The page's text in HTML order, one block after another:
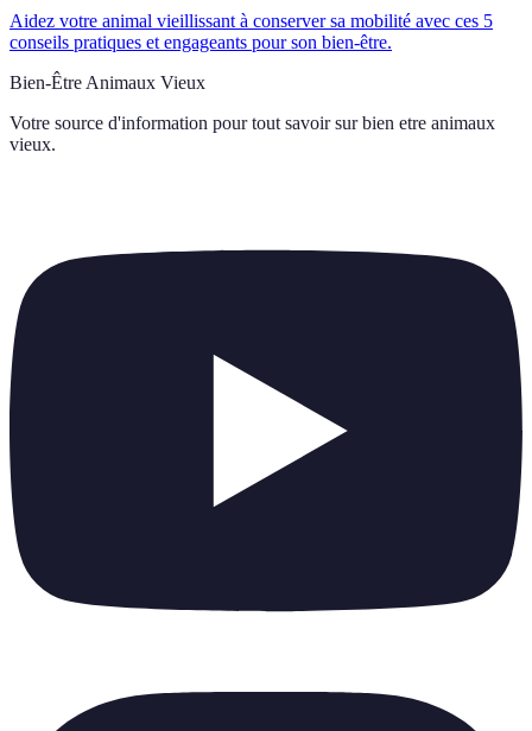
Aidez votre animal vieillissant à conserver sa mobilité avec ces 5
conseils pratiques et engageants pour son bien-être.
Bien-Être Animaux Vieux
Votre source d'information pour tout savoir sur bien etre animaux
vieux.